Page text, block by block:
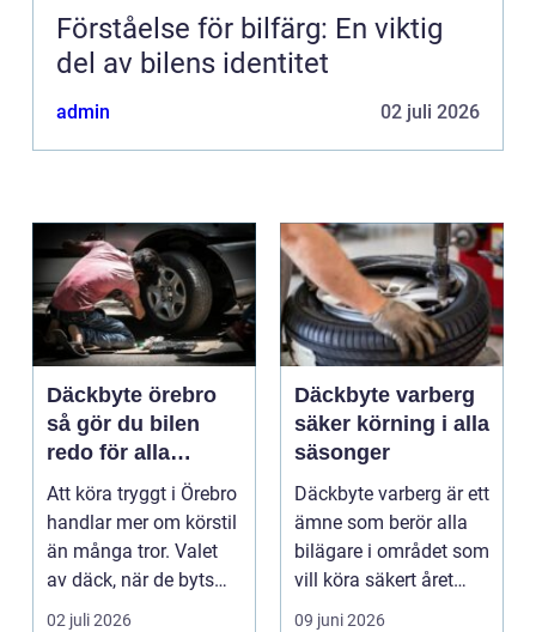
Förståelse för bilfärg: En viktig
del av bilens identitet
admin 02 juli 2026
Däckbyte örebro
så gör du bilen
redo för alla
årstider
Att köra tryggt i Örebro
handlar mer om körstil
än många tror. Valet
av däck, när de byts
och hur de...
02 juli 2026
Däckbyte varberg
säker körning i alla
säsonger
Däckbyte varberg är ett
ämne som berör alla
bilägare i området som
vill köra säkert året
om. När väd...
09 juni 2026